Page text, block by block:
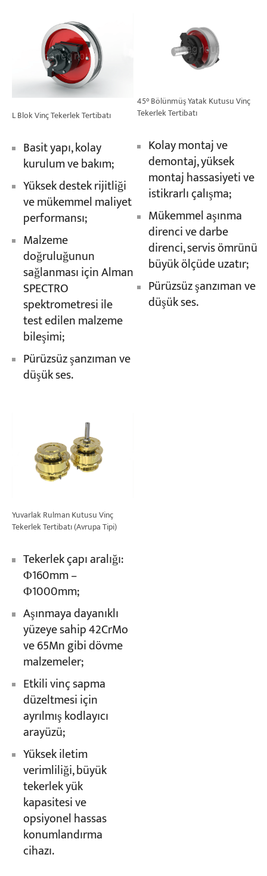
L Blok Vinç Tekerlek Tertibatı
Basit yapı, kolay
kurulum ve bakım;
Yüksek destek rijitliği
ve mükemmel maliyet
performansı;
Malzeme
doğruluğunun
sağlanması için Alman
SPECTRO
spektrometresi ile
test edilen malzeme
bileşimi;
Pürüzsüz şanzıman ve
düşük ses.
45° Bölünmüş Yatak Kutusu Vinç
Tekerlek Tertibatı
Kolay montaj ve
demontaj, yüksek
montaj hassasiyeti ve
istikrarlı çalışma;
Mükemmel aşınma
direnci ve darbe
direnci, servis ömrünü
büyük ölçüde uzatır;
Pürüzsüz şanzıman ve
düşük ses.
Yuvarlak Rulman Kutusu Vinç
Tekerlek Tertibatı (Avrupa Tipi)
Tekerlek çapı aralığı:
Φ160mm –
Φ1000mm;
Aşınmaya dayanıklı
yüzeye sahip 42CrMo
ve 65Mn gibi dövme
malzemeler;
Etkili vinç sapma
düzeltmesi için
ayrılmış kodlayıcı
arayüzü;
Yüksek iletim
verimliliği, büyük
tekerlek yük
kapasitesi ve
opsiyonel hassas
konumlandırma
cihazı.